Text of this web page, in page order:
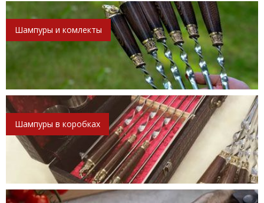
Шампуры и комлекты
Шампуры в коробках